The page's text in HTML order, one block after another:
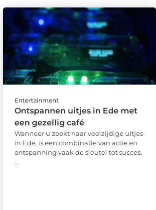
Entertainment
Ontspannen uitjes in Ede met
een gezellig café
Wanneer u zoekt naar veelzijdige uitjes
in Ede, is een combinatie van actie en
ontspanning vaak de sleutel tot succes.
...